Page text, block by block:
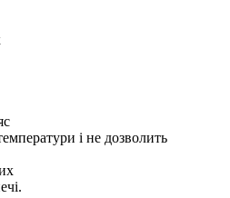
і не дозволить